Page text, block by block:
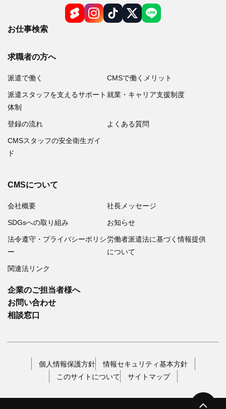
お仕事検索
求職者の方へ
派遣で働く CMSで働くメリット
派遣スタッフを支えるサポート
体制
就業・キャリア支援制度
登録の流れ よくある質問
CMSスタッフの安全衛生ガイ
ド
CMSについて
会社概要 社長メッセージ
SDGsへの取り組み お知らせ
法令遵守・プライバシーポリシ
ー
労働者派遣法に基づく情報提供
について
関連法リンク
企業のご担当者様へ
お問い合わせ
相談窓口
個人情報保護方針
情報セキュリティ基本方針
このサイトについて
サイトマップ